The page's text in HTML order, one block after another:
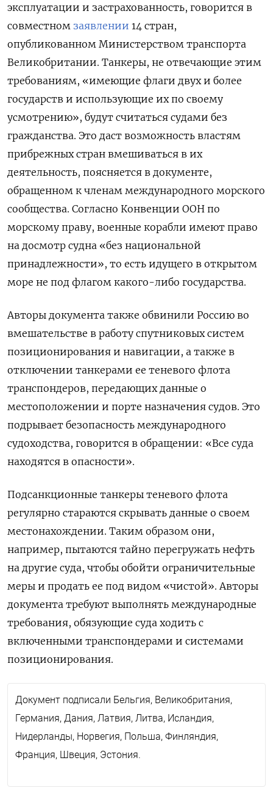
эксплуатации и застрахованность, говорится в
совместном заявлении 14 стран,
опубликованном Министерством транспорта
Великобритании. Танкеры, не отвечающие этим
требованиям, «имеющие флаги двух и более
государств и использующие их по своему
усмотрению», будут считаться судами без
гражданства. Это даст возможность властям
прибрежных стран вмешиваться в их
деятельность, поясняется в документе,
обращенном к членам международного морского
сообщества. Согласно Конвенции ООН по
морскому праву, военные корабли имеют право
на досмотр судна «без национальной
принадлежности», то есть идущего в открытом
море не под флагом какого-либо государства.
Авторы документа также обвинили Россию во
вмешательстве в работу спутниковых систем
позиционирования и навигации, а также в
отключении танкерами ее теневого флота
транспондеров, передающих данные о
местоположении и порте назначения судов. Это
подрывает безопасность международного
судоходства, говорится в обращении: «Все суда
находятся в опасности».
Подсанкционные танкеры теневого флота
регулярно стараются скрывать данные о своем
местонахождении. Таким образом они,
например, пытаются тайно перегружать нефть
на другие суда, чтобы обойти ограничительные
меры и продать ее под видом «чистой». Авторы
документа требуют выполнять международные
требования, обязующие суда ходить с
включенными транспондерами и системами
позиционирования.
Документ подписали Бельгия, Великобритания,
Германия, Дания, Латвия, Литва, Исландия,
Нидерланды, Норвегия, Польша, Финляндия,
Франция, Швеция, Эстония.